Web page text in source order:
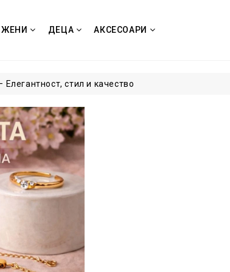
ЖЕНИ ДЕЦА АКСЕСОАРИ
стил и качество